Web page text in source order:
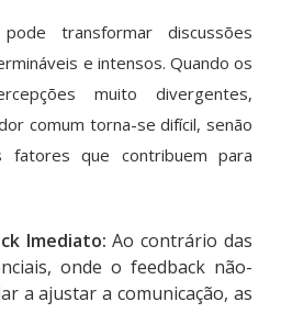
transformar discussões
e intensos. Quando os
muito divergentes,
comum torna-se difícil, senão
fatores que contribuem para
Imediato: Ao contrário das
onde o feedback não-
a ajustar a comunicação, as